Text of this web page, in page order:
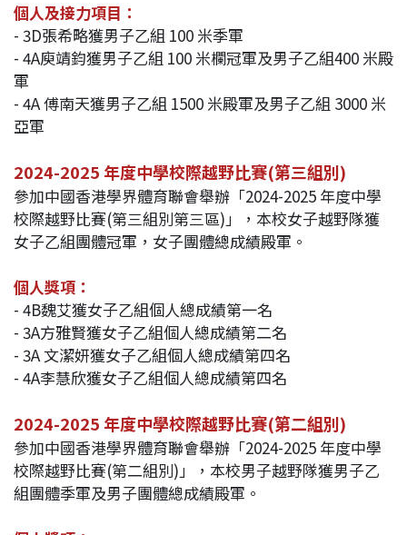
個人及接力項目：
- 3D張希略獲男子乙組 100 米季軍
- 4A庾靖鈞獲男子乙組 100 米欄冠軍及男子乙組400 米殿
軍
- 4A 傅南天獲男子乙組 1500 米殿軍及男子乙組 3000 米
亞軍
2024-2025 年度中學校際越野比賽(第三組別)
參加中國香港學界體育聯會舉辦「2024-2025 年度中學
校際越野比賽(第三組別第三區)」，本校女子越野隊獲
女子乙組團體冠軍，女子團體總成績殿軍。
個人獎項：
- 4B魏艾獲女子乙組個人總成績第一名
- 3A方雅賢獲女子乙組個人總成績第二名
- 3A 文潔妍獲女子乙組個人總成績第四名
- 4A李慧欣獲女子乙組個人總成績第四名
2024-2025 年度中學校際越野比賽(第二組別)
參加中國香港學界體育聯會舉辦「2024-2025 年度中學
校際越野比賽(第二組別)」，本校男子越野隊獲男子乙
組團體季軍及男子團體總成績殿軍。